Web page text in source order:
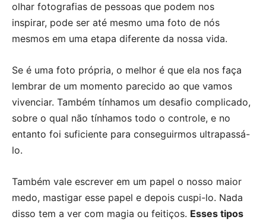
olhar fotografias de pessoas que podem nos
inspirar, pode ser até mesmo uma foto de nós
mesmos em uma etapa diferente da nossa vida.
Se é uma foto própria, o melhor é que ela nos faça
lembrar de um momento parecido ao que vamos
vivenciar. Também tínhamos um desafio complicado,
sobre o qual não tínhamos todo o controle, e no
entanto foi suficiente para conseguirmos ultrapassá-
lo.
Também vale escrever em um papel o nosso maior
medo, mastigar esse papel e depois cuspi-lo. Nada
disso tem a ver com magia ou feitiços. Esses tipos